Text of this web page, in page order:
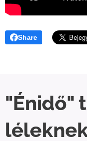
Share
"Énidő"